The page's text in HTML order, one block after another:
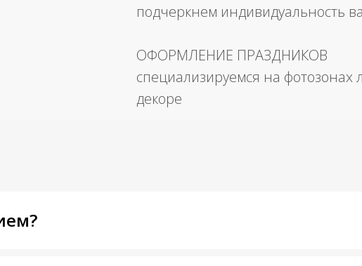
подчеркнем индивидуальность
ОФОРМЛЕНИЕ ПРАЗДНИКОВ
специализируемся на фотозонах
декоре